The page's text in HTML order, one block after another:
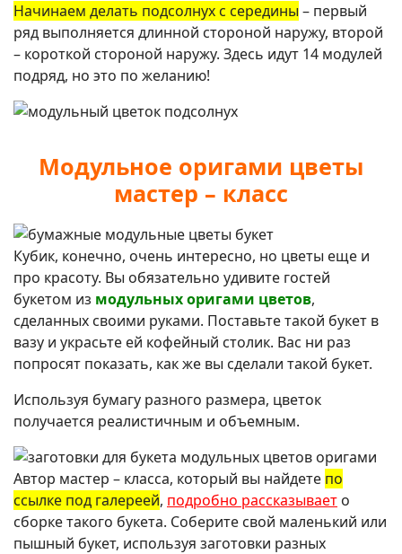
Начинаем делать подсолнух с середины – первый
ряд выполняется длинной стороной наружу, второй
– короткой стороной наружу. Здесь идут 14 модулей
подряд, но это по желанию!
Модульное оригами цветы
мастер – класс
Кубик, конечно, очень интересно, но цветы еще и
про красоту. Вы обязательно удивите гостей
букетом из модульных оригами цветов,
сделанных своими руками. Поставьте такой букет в
вазу и украсьте ей кофейный столик. Вас ни раз
попросят показать, как же вы сделали такой букет.
Используя бумагу разного размера, цветок
получается реалистичным и объемным.
Автор мастер – класса, который вы найдете по
ссылке под галереей, подробно рассказывает о
сборке такого букета. Соберите свой маленький или
пышный букет, используя заготовки разных